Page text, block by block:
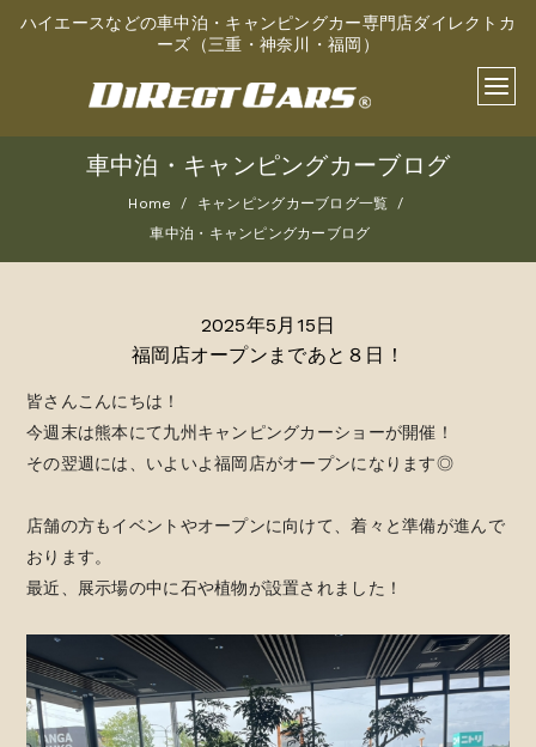
ハイエースなどの車中泊・キャンピングカー専門店ダイレクトカ
ーズ（三重・神奈川・福岡）
車中泊・キャンピングカーブログ
Home
キャンピングカーブログ一覧
車中泊・キャンピングカーブログ
2025年5月15日
福岡店オープンまであと８日！
皆さんこんにちは！
今週末は熊本にて九州キャンピングカーショーが開催！
その翌週には、いよいよ福岡店がオープンになります◎
店舗の方もイベントやオープンに向けて、着々と準備が進んで
おります。
最近、展示場の中に石や植物が設置されました！